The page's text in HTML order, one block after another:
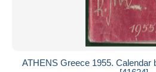
ATHENS Greece 1955. Calendar